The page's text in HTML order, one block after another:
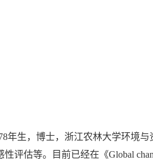
年生，博士，浙江农林大学环境
评估等。目前已经在《Global